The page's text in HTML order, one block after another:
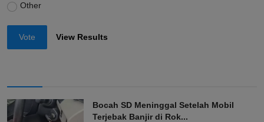
Other
Vote View Results
Bocah SD Meninggal Setelah Mobil
Terjebak Banjir di Rok...